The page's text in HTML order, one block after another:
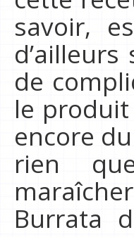
savoir,
de
le
encore
rien
Burrata